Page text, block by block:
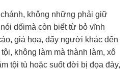
không những phải giữ
dốimà còn biết từ bỏ vĩnh
giá họa, đẩy người khác đến
không làm mà thành làm, xô
tội tù hoặc suốt đời bị đọa đày,